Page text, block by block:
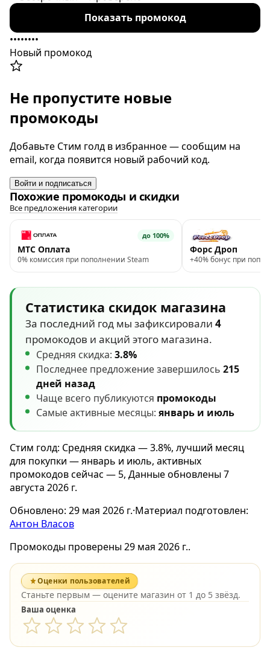
пополнения сервиса Steam и получите 3%
скидку на пополнение вашего баланса.
Показать промокод
••••••••
Новый промокод
Не пропустите новые
промокоды
Добавьте Стим голд в избранное — сообщим на
email, когда появится новый рабочий код.
Войти и подписаться
Похожие промокоды и скидки
Все предложения категории
до 100%
МТС Оплата
0% комиссия при пополнении Steam
Форс Дроп
+40% бонус при
Статистика скидок магазина
За последний год мы зафиксировали 4
промокодов и акций этого магазина.
Средняя скидка: 3.8%
Последнее предложение завершилось 215
дней назад
Чаще всего публикуются промокоды
Самые активные месяцы: январь и июль
Стим голд: Средняя скидка — 3.8%, лучший месяц
для покупки — январь и июль, активных
промокодов сейчас — 5, Данные обновлены 7
августа 2026 г.
Обновлено: 29 мая 2026 г.·Материал подготовлен:
Антон Власов
Промокоды проверены 29 мая 2026 г..
Оценки пользователей
Станьте первым — оцените магазин от 1 до 5 звёзд.
Ваша оценка